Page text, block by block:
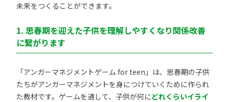
未来をつくることができます。
1. 思春期を迎えた子供を理解しやすくなり関係改善
に繋がります
「アンガーマネジメントゲーム for teen」は、思春期の子供
たちがアンガーマネジメントを身につけていくために作られ
た教材です。ゲームを通して、子供が何にどれくらいイライ